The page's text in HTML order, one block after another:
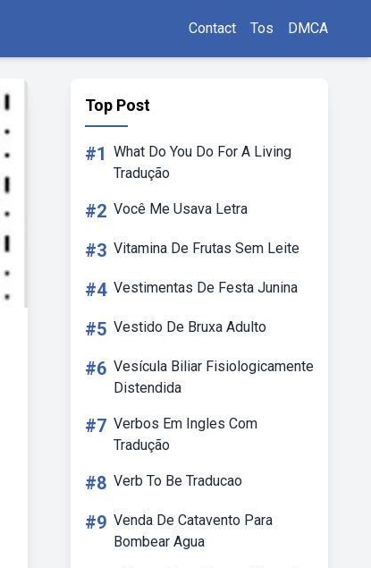
Contact Tos DMCA
Top Post
#1 What Do You Do For A Living
Tradução
#2 Você Me Usava Letra
#3 Vitamina De Frutas Sem Leite
#4 Vestimentas De Festa Junina
#5 Vestido De Bruxa Adulto
#6 Vesícula Biliar Fisiologicamente
Distendida
#7 Verbos Em Ingles Com
Tradução
#8 Verb To Be Traducao
#9 Venda De Catavento Para
Bombear Agua